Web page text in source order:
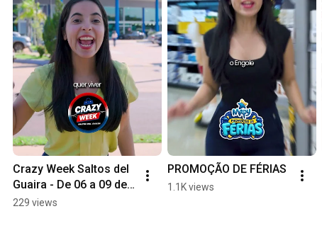
Crazy Week Saltos del
Guaira - De 06 a 09 de
Agosto
229 views
PROMOÇÃO DE FÉRIAS
1.1K views